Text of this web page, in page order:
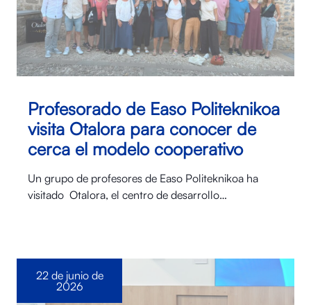
Profesorado de Easo Politeknikoa
visita Otalora para conocer de
cerca el modelo cooperativo
Un grupo de profesores de Easo Politeknikoa ha
visitado Otalora⁠, el centro de desarrollo…
22 de junio de
2026